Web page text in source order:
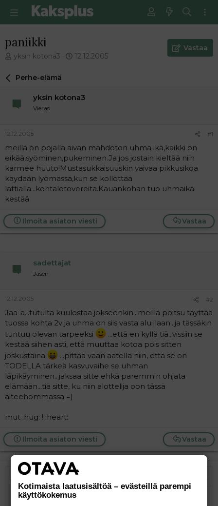
paniikki
V
e
i
t
u
n
a
l
o
t
t
a
j
yksin kotona3
E
m
n
v
i
e
s
12.12.2005
Vastaa
Perhe-elämä
yksin kotona3
Vieras
12.12.2005 #1
meillä on pojalla aivan mahdoton uhma ikä,kaikki on
eikää,syöminen,pukeminen.Ja jos jostain kieltää niin
karmee huuto!Mustasukkaisuuskin vaivaa pikkusikoa
käydään lyömässä,kun se köllöttää
lattialla...kohtalotovereita.Kauankohan tuo uhmaikä
kestää
Vastaa
Ilmoita asiaton viesti
sadettajat
Jäsen
12.12.2005 #2
Jaa-a...tutulta kuulostaa jokseenkin...meillä poitsu täyttää
tuossa kohta 2v ja uhma on siis vasta aluillaan...ja tässäkin
tuntuu olevan tarpeeksi
...että en kyllä tiä...vissiin se
kestää siihen asti, että muuttaa kotoa pois sitten
joskustaina
...pittää vaan aatella niin, että se on
TODELLA tärkeä kasvuvaihe se uhman
läpikäyminen...jaksaa sitte ehkä paremmin ohjata
elämään...tiä sitte, ku niin alottelija oon tässä
äiteehommassa =)
mut :hug: ! :heart:
Vastaa
Ilmoita asiaton viesti
Lihavoitu
Fontin koko
9
Tekstiväri
KirjasintyyliArial
Yliviivaa
Tasaus Tasaa vasemmalle
Paragraph format
Normal
LainausLisää video/media
Lisää taulukko
Insert horizontal line
Spoiler
Tee uudelleen
BBCode-näkymä
Poista muotoilu
Luonnokset
Kirjoita vastaus...
Kotimaista laatusisältöä – evästeillä parempi
käyttökokemus